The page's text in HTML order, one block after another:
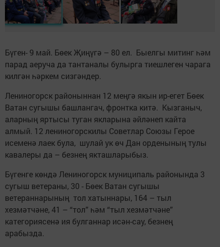
Бүген- 9 май. Бөек Җиңүгә – 80 ел. Быелгы митинг һәм
парад аеруча да тантаналы булырга тиешлеген чарага
килгән һәркем сизгәндер.
Лениногорск районыннан 12 меңгә якын ир-егет Бөек
Ватан сугышы башлангач, фронтка китә. Кызганыч,
аларның яртысы туган якларына әйләнеп кайта
алмый. 12 лениногорскилы Советлар Союзы Герое
исеменә лаек була, шулай ук өч Дан орденының тулы
кавалеры да – безнең якташларыбыз.
Бүгенге көндә Лениногорск муниципаль районында 3
сугыш ветераны, 30 - Бөек Ватан сугышы
ветераннарының тол хатыннары, 164 – тыл
хезмәтчәне, 41 – “тол” һәм “тыл хезмәтчәне”
категориясенә ия булганнар исән-сау, безнең
арабызда.